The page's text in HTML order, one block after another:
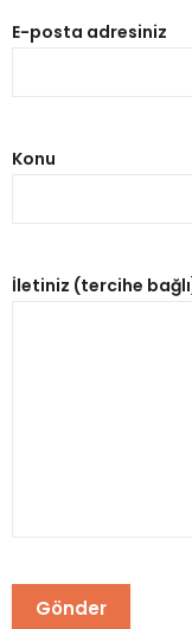
E-posta adresiniz
Konu
İletiniz (tercihe